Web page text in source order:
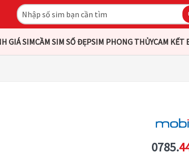
GIÁ SIMCẦM SIM SỐ ĐẸPSIM PHONG THỦYCAM KẾT
0785.